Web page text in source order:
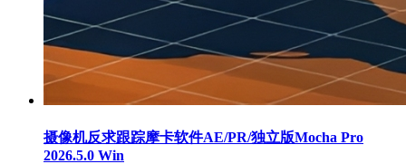
摄像机反求跟踪摩卡软件AE/PR/独立版Mocha Pro
2026.5.0 Win